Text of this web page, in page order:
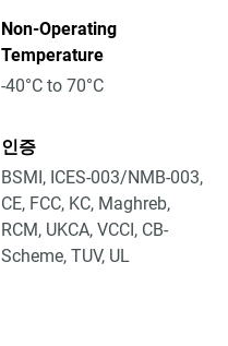
Non-Operating
Temperature
-40°C to 70°C
인증
BSMI, ICES-003/NMB-003,
CE, FCC, KC, Maghreb,
RCM, UKCA, VCCI, CB-
Scheme, TUV, UL